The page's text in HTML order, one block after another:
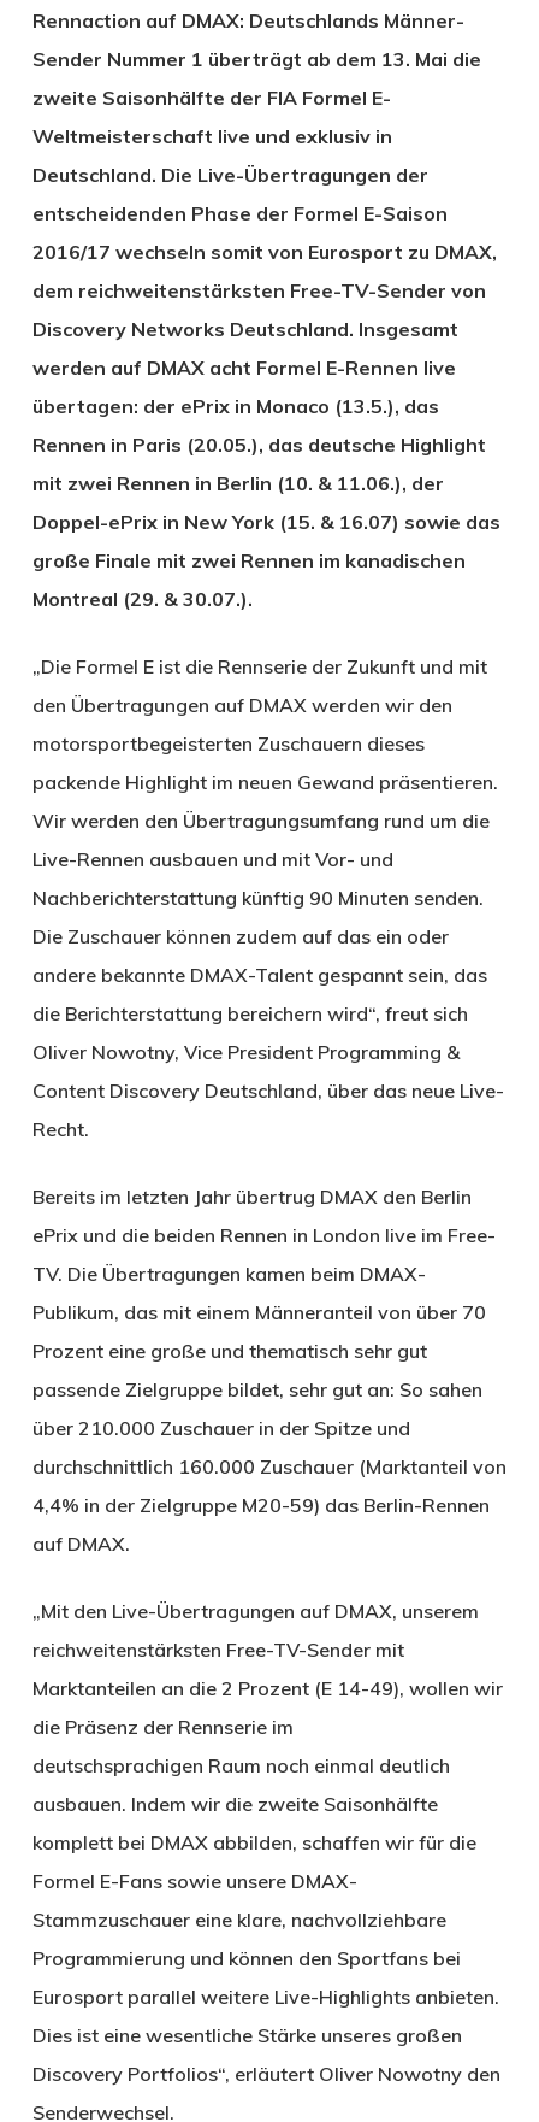
Rennaction auf DMAX: Deutschlands Männer-
Sender Nummer 1 überträgt ab dem 13. Mai die
zweite Saisonhälfte der FIA Formel E-
Weltmeisterschaft live und exklusiv in
Deutschland. Die Live-Übertragungen der
entscheidenden Phase der Formel E-Saison
2016/17 wechseln somit von Eurosport zu DMAX,
dem reichweitenstärksten Free-TV-Sender von
Discovery Networks Deutschland. Insgesamt
werden auf DMAX acht Formel E-Rennen live
übertagen: der ePrix in Monaco (13.5.), das
Rennen in Paris (20.05.), das deutsche Highlight
mit zwei Rennen in Berlin (10. & 11.06.), der
Doppel-ePrix in New York (15. & 16.07) sowie das
große Finale mit zwei Rennen im kanadischen
Montreal (29. & 30.07.).
„Die Formel E ist die Rennserie der Zukunft und mit
den Übertragungen auf DMAX werden wir den
motorsportbegeisterten Zuschauern dieses
packende Highlight im neuen Gewand präsentieren.
Wir werden den Übertragungsumfang rund um die
Live-Rennen ausbauen und mit Vor- und
Nachberichterstattung künftig 90 Minuten senden.
Die Zuschauer können zudem auf das ein oder
andere bekannte DMAX-Talent gespannt sein, das
die Berichterstattung bereichern wird“, freut sich
Oliver Nowotny, Vice President Programming &
Content Discovery Deutschland, über das neue Live-
Recht.
Bereits im letzten Jahr übertrug DMAX den Berlin
ePrix und die beiden Rennen in London live im Free-
TV. Die Übertragungen kamen beim DMAX-
Publikum, das mit einem Männeranteil von über 70
Prozent eine große und thematisch sehr gut
passende Zielgruppe bildet, sehr gut an: So sahen
über 210.000 Zuschauer in der Spitze und
durchschnittlich 160.000 Zuschauer (Marktanteil von
4,4% in der Zielgruppe M20-59) das Berlin-Rennen
auf DMAX.
„Mit den Live-Übertragungen auf DMAX, unserem
reichweitenstärksten Free-TV-Sender mit
Marktanteilen an die 2 Prozent (E 14-49), wollen wir
die Präsenz der Rennserie im
deutschsprachigen Raum noch einmal deutlich
ausbauen. Indem wir die zweite Saisonhälfte
komplett bei DMAX abbilden, schaffen wir für die
Formel E-Fans sowie unsere DMAX-
Stammzuschauer eine klare, nachvollziehbare
Programmierung und können den Sportfans bei
Eurosport parallel weitere Live-Highlights anbieten.
Dies ist eine wesentliche Stärke unseres großen
Discovery Portfolios“, erläutert Oliver Nowotny den
Senderwechsel.